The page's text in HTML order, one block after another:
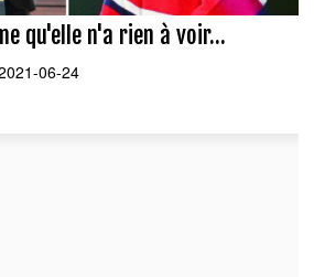
qu'elle n'a rien à voir...
06-24